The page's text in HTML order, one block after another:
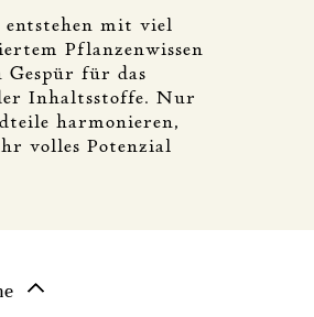
entstehen mit viel
Pflanzenwissen
Gespür für das
Inhaltsstoffe. Nur
harmonieren,
volles Potenzial